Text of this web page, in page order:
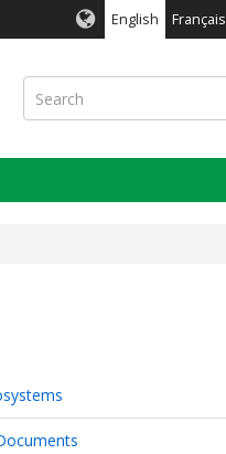
English Français
Search